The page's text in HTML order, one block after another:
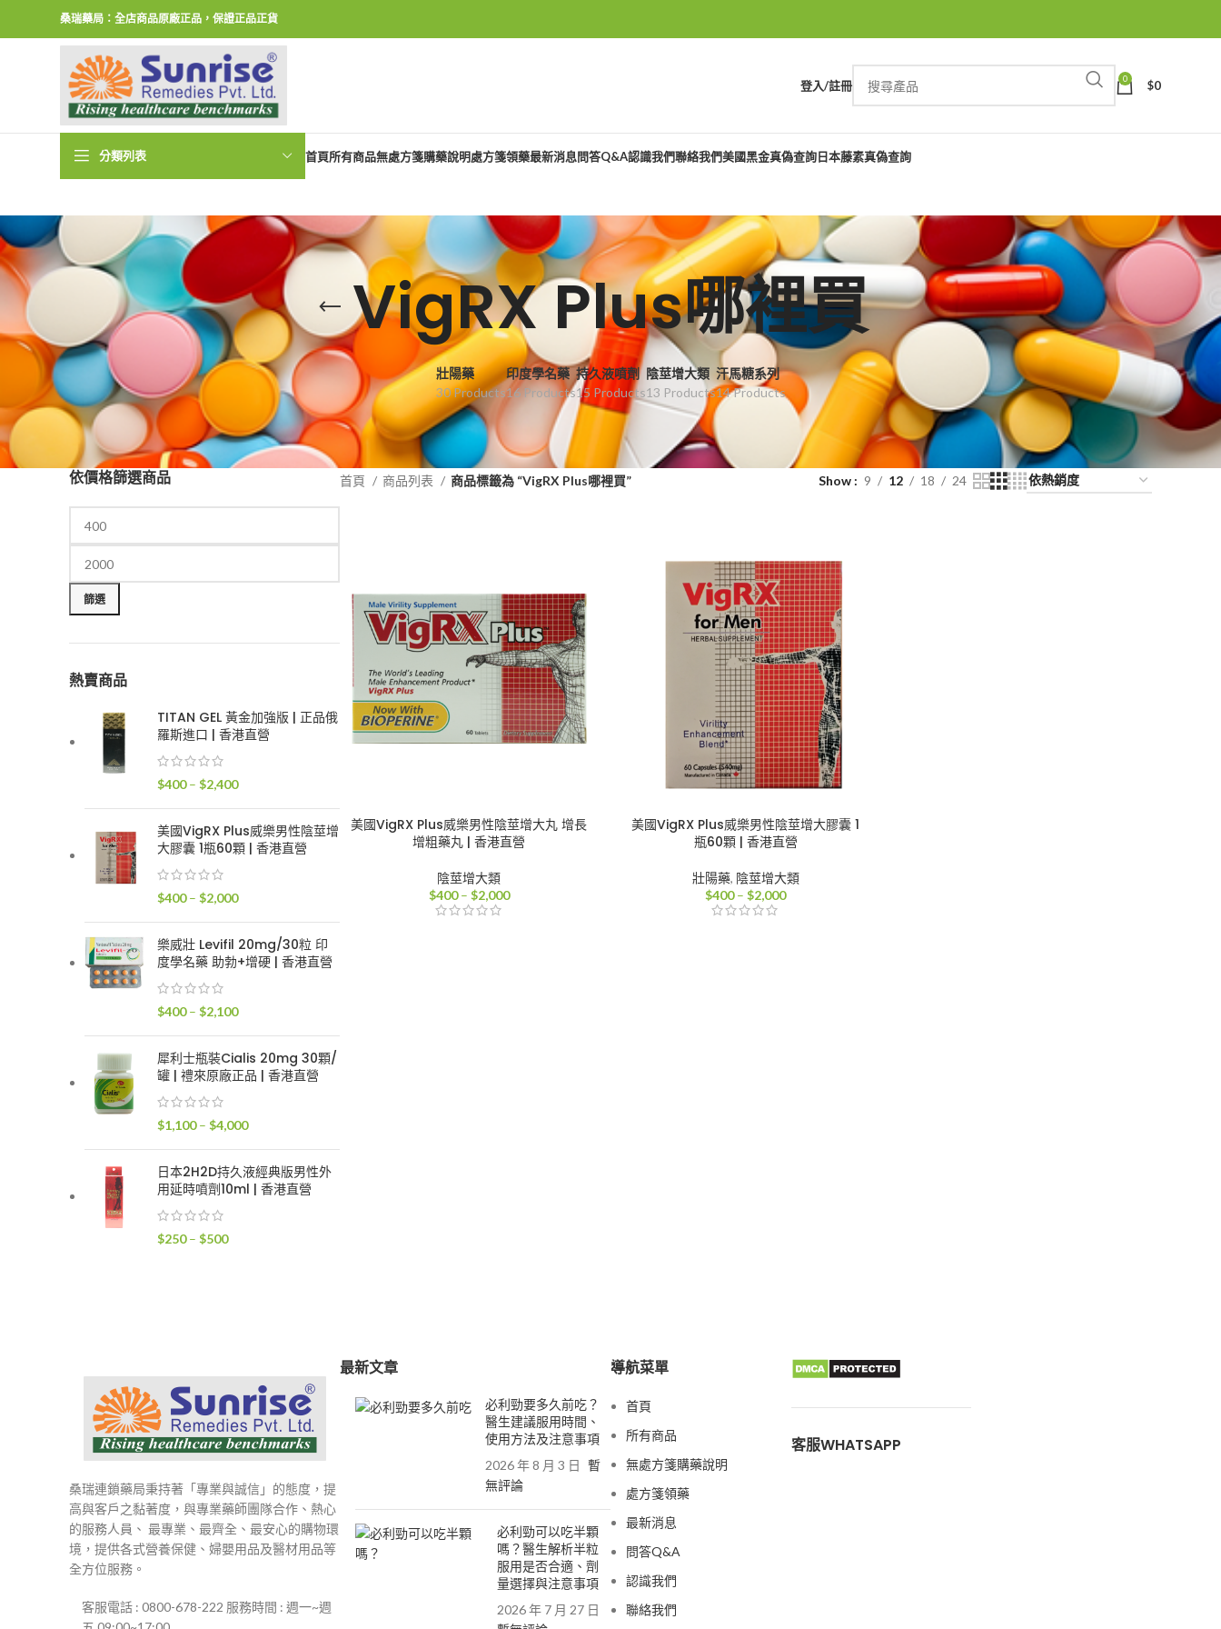
桑瑞藥局：全店商品原廠正品，保證正品正貨
登入/註冊 0 $0
分類列表 首頁所有商品無處方箋購藥說明處方箋領藥最新消息問答Q&A認識我們聯絡我們美國黑金真偽查詢日本藤素真偽查詢
VigRX Plus哪裡買
壯陽藥
30 Products
印度學名藥
16 Products
持久液噴劑
15 Products
陰莖增大類
13 Products
汗馬糖系列
14 Products
依價格篩選商品
低
高
篩選
熱賣商品
TITAN GEL 黃金加強版 | 正品俄
羅斯進口 | 香港直營
$400 – $2,400價
圍：
$2,400
美國VigRX Plus威樂男性陰莖增
大膠囊 1瓶60顆 | 香港直營
$400 – $2,000價
範
圍：
$2,000
樂威壯 Levifil 20mg/30粒 印
度學名藥 助勃+增硬 | 香港直營
$400 – $2,100價
範
圍：
$2,100
犀利士瓶裝Cialis 20mg 30顆/
罐 | 禮來原廠正品 | 香港直營
$1,100 – $4,000價
範
圍：
日本2H2D持久液經典版男性外
用延時噴劑10ml | 香港直營
$250 – $500價
首頁 商品列表 商品標籤為 “VigRX Plus哪裡買” Show 9 12 18 24
美國VigRX Plus威樂男性陰莖增大丸 增長
增粗藥丸 | 香港直營
陰莖增大類
$400 – $2,000價
美國VigRX Plus威樂男性陰莖增大膠囊 1
瓶60顆 | 香港直營
壯陽藥, 陰莖增大類
$400 – $2,000價
桑瑞連鎖藥局秉持著「專業與誠信」的態度，提
高與客戶之黏著度，與專業藥師團隊合作、熱心
的服務人員、 最專業、最齊全、最安心的購物環
境，提供各式營養保健、婦嬰用品及醫材用品等
全方位服務。
客服電話 : 0800-678-222 服務時間 : 週一~週
最新文章
必利勁要多久前吃？
醫生建議服用時間、
使用方法及注意事項
2026 年 8 月 3 日 暫
無評論
必利勁可以吃半顆
嗎？醫生解析半粒
服用是否合適、劑
量選擇與注意事項
2026 年 7 月 27 日
導航菜單
首頁
所有商品
無處方箋購藥說明
處方箋領藥
最新消息
問答Q&A
認識我們
聯絡我們
客服WHATSAPP